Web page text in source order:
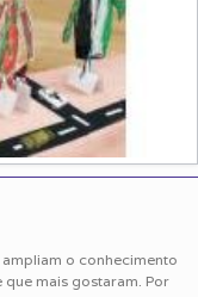
o conhecimento
mais gostaram. Por